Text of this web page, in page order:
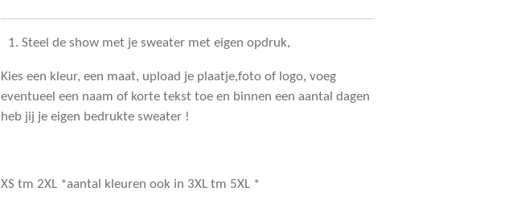
Steel de show met je sweater met eigen opdruk,
Kies een kleur, een maat, upload je plaatje,foto of logo, voeg
eventueel een naam of korte tekst toe en binnen een aantal dagen
heb jij je eigen bedrukte sweater !
XS tm 2XL *aantal kleuren ook in 3XL tm 5XL *